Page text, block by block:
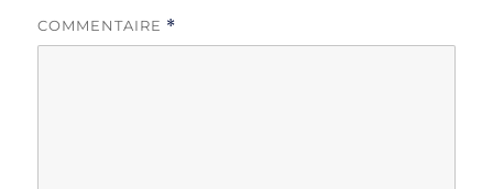
COMMENTAIRE *